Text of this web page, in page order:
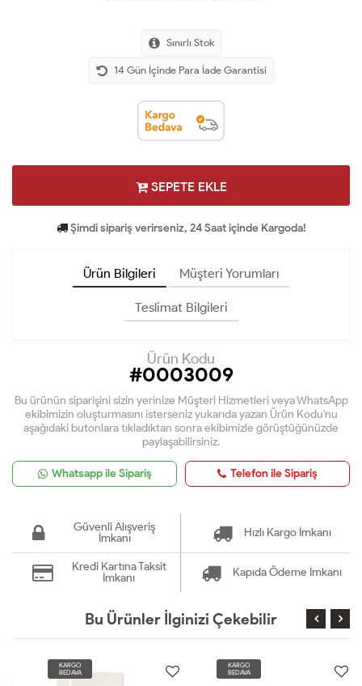
Sınırlı Stok
14 Gün İçinde Para İade Garantisi
SEPETE EKLE
Şimdi sipariş verirseniz, 24 Saat içinde Kargoda!
Ürün Bilgileri Müşteri Yorumları
Teslimat Bilgileri
Ürün Kodu
#0003009
Bu ürünün siparişini sizin yerinize Müşteri Hizmetleri veya WhatsApp
ekibimizin oluşturmasını isterseniz yukarıda yazan Ürün Kodu'nu
aşağıdaki butonlara tıkladıktan sonra ekibimizle görüştüğünüzde
paylaşabilirsiniz.
Whatsapp ile Sipariş Telefon ile Sipariş
Güvenli Alışveriş
İmkanı
Hızlı Kargo İmkanı
Kredi Kartına Taksit
İmkanı
Kapıda Ödeme İmkanı
Bu Ürünler İlginizi Çekebilir
KARGO
BEDAVA
KARGO
BEDAVA